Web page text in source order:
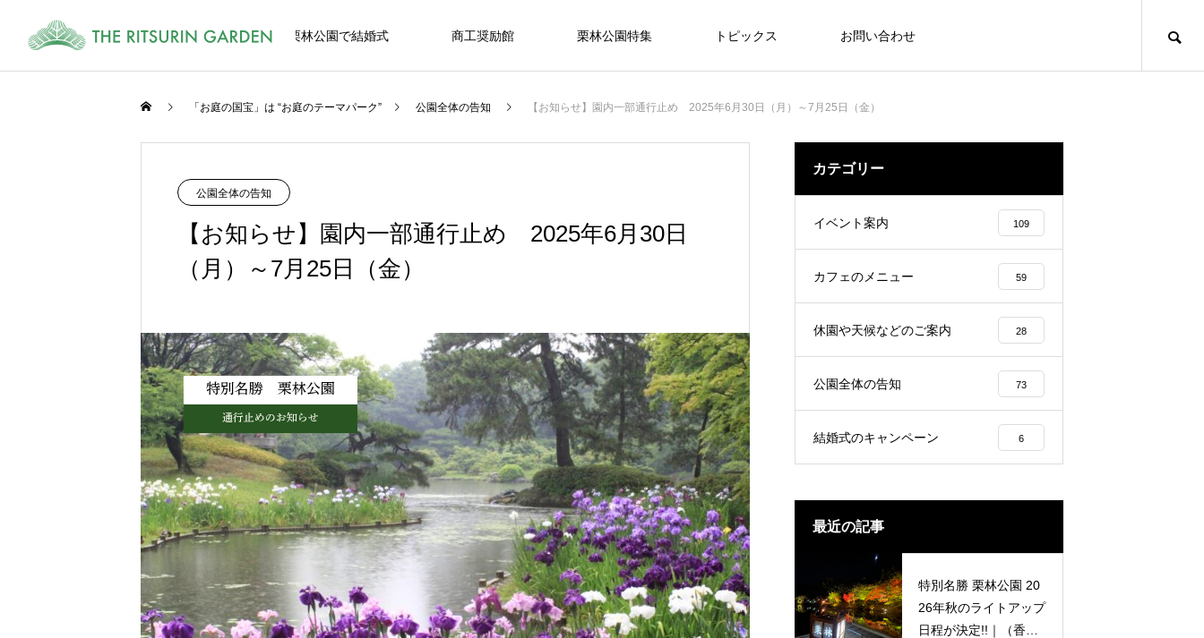
栗林公園で結婚式 商工奨励館 栗林公園特集 トピックス お問い合わせ
式
CEREMONY
和風、洋風、栗林公園内の多彩な挙式
会場では、温かみのあるセレモニーが
お選びいただけます。
宴
ご希望の内容やご予算に応じて、おふ
たりらしい「おもてなし」スタイルを
お選びいただけます。
写
和装はもちろん、ウェディングドレス
くご案内します。
「お庭の国宝」は “お庭のテーマパーク” 公園全体の告知 【お知らせ】園内一部通行止め 2025年6月30日（月）～7月25日（金）
公園全体の告知
【お知らせ】園内一部通行止め 2025年6月30日
（月）～7月25日（金）
カテゴリー
イベント案内 109
カフェのメニュー 59
休園や天候などのご案内 28
公園全体の告知 73
結婚式のキャンペーン 6
最近の記事
特別名勝 栗林公園 20
26年秋のライトアップ
日程が決定!!｜（香川